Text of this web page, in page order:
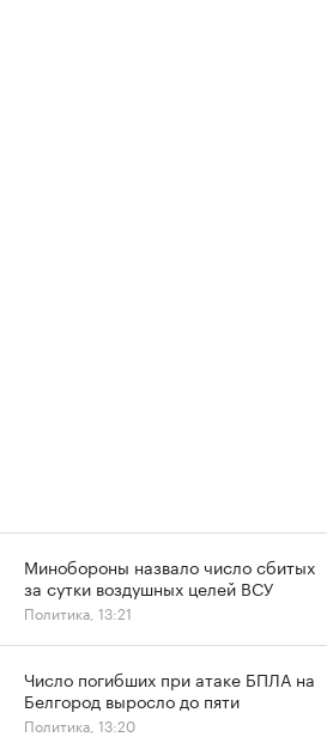
Минобороны назвало число сбитых
за сутки воздушных целей ВСУ
Политика, 13:21
Число погибших при атаке БПЛА на
Белгород выросло до пяти
Политика, 13:20